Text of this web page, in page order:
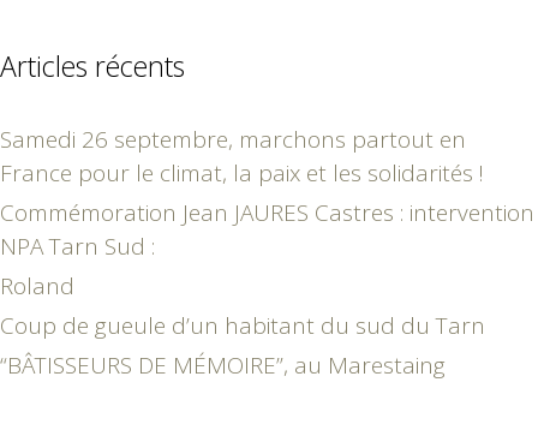
Articles récents
Samedi 26 septembre, marchons partout en
France pour le climat, la paix et les solidarités !
Commémoration Jean JAURES Castres : intervention
NPA Tarn Sud :
Roland
Coup de gueule d’un habitant du sud du Tarn
“BÂTISSEURS DE MÉMOIRE”, au Marestaing